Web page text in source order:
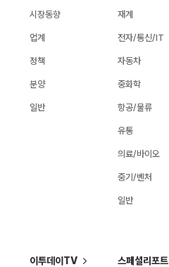
시장동향
업계
정책
분양
일반
재계
전자/통신/IT
자동차
중화학
항공/물류
유통
의료/바이오
중기/벤처
일반
이투데이TV 스페셜리포트